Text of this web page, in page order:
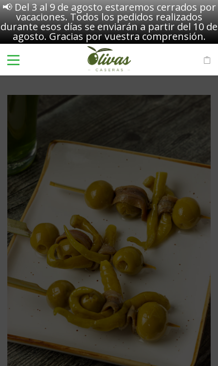
📢 Del 3 al 9 de agosto estaremos cerrados por
vacaciones. Todos los pedidos realizados
durante esos días se enviarán a partir del 10 de
agosto. Gracias por vuestra comprensión.